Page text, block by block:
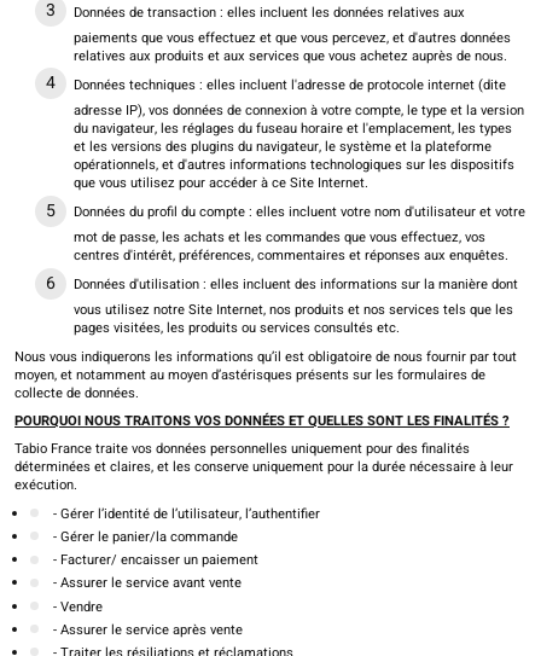
Données de transaction : elles incluent les données relatives aux
paiements que vous effectuez et que vous percevez, et d'autres données
relatives aux produits et aux services que vous achetez auprès de nous.
Données techniques : elles incluent l'adresse de protocole internet (dite
adresse IP), vos données de connexion à votre compte, le type et la version
du navigateur, les réglages du fuseau horaire et l'emplacement, les types
et les versions des plugins du navigateur, le système et la plateforme
opérationnels, et d'autres informations technologiques sur les dispositifs
que vous utilisez pour accéder à ce Site Internet.
Données du profil du compte : elles incluent votre nom d'utilisateur et votre
mot de passe, les achats et les commandes que vous effectuez, vos
centres d'intérêt, préférences, commentaires et réponses aux enquêtes.
Données d'utilisation : elles incluent des informations sur la manière dont
vous utilisez notre Site Internet, nos produits et nos services tels que les
pages visitées, les produits ou services consultés etc.
Nous vous indiquerons les informations qu’il est obligatoire de nous fournir par tout
moyen, et notamment au moyen d’astérisques présents sur les formulaires de
collecte de données.
POURQUOI NOUS TRAITONS VOS DONNÉES ET QUELLES SONT LES FINALITÉS ?
Tabio France traite vos données personnelles uniquement pour des finalités
déterminées et claires, et les conserve uniquement pour la durée nécessaire à leur
exécution.
- Gérer l’identité de l’utilisateur, l’authentifier
- Gérer le panier/la commande
- Facturer/ encaisser un paiement
- Assurer le service avant vente
- Vendre
- Assurer le service après vente